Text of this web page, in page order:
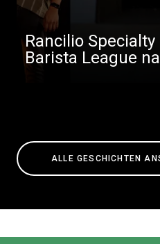
Rancilio
Barista League
ALLE GESCHICHTEN